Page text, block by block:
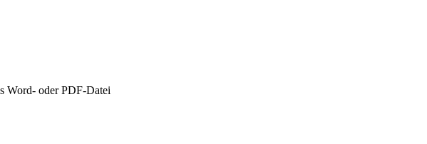
Word- oder PDF-Datei